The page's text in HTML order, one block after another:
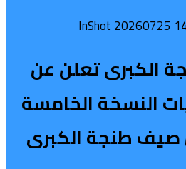
الكبرى تعلن عن
النسخة الخامسة
صيف طنجة الكبرى